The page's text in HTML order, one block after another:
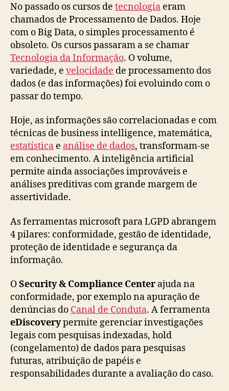
No passado os cursos de tecnologia eram
chamados de Processamento de Dados. Hoje
com o Big Data, o simples processamento é
obsoleto. Os cursos passaram a se chamar
Tecnologia da Informação. O volume,
variedade, e velocidade de processamento dos
dados (e das informações) foi evoluindo com o
passar do tempo.
Hoje, as informações são correlacionadas e com
técnicas de business intelligence, matemática,
estatística e análise de dados, transformam-se
em conhecimento. A inteligência artificial
permite ainda associações improváveis e
análises preditivas com grande margem de
assertividade.
As ferramentas microsoft para LGPD abrangem
4 pilares: conformidade, gestão de identidade,
proteção de identidade e segurança da
informação.
OSecurity & Compliance Center ajuda na
conformidade, por exemplo na apuração de
denúncias do Canal de Conduta. A ferramenta
eDiscoverypermite gerenciar investigações
legais com pesquisas indexadas, hold
(congelamento) de dados para pesquisas
futuras, atribuição de papéis e
responsabilidades durante a avaliação do caso.